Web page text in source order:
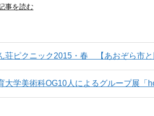
事を読む
荘ピクニック2015・春 【あおぞら市
大学美術科OG10人によるグループ展「